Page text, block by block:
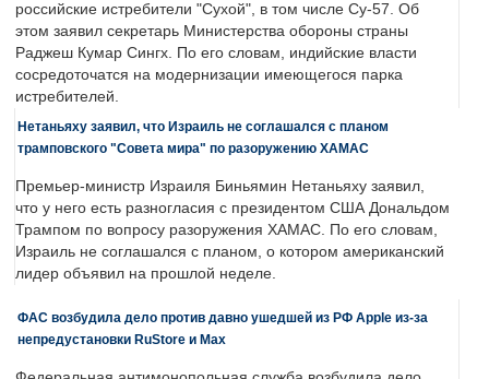
российские истребители "Сухой", в том числе Су-57. Об
этом заявил секретарь Министерства обороны страны
Раджеш Кумар Сингх. По его словам, индийские власти
сосредоточатся на модернизации имеющегося парка
истребителей.
Нетаньяху заявил, что Израиль не соглашался с планом
трамповского "Совета мира" по разоружению ХАМАС
Премьер-министр Израиля Биньямин Нетаньяху заявил,
что у него есть разногласия с президентом США Дональдом
Трампом по вопросу разоружения ХАМАС. По его словам,
Израиль не соглашался с планом, о котором американский
лидер объявил на прошлой неделе.
ФАС возбудила дело против давно ушедшей из РФ Apple из-за
непредустановки RuStore и Max